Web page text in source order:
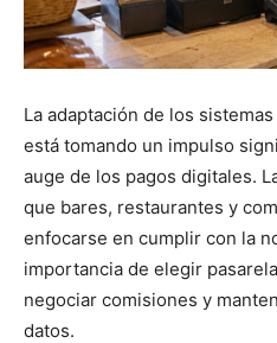
La adaptación de los
está tomando un impulso
auge de los pagos digitales.
que bares, restaurantes y
enfocarse en cumplir con la
importancia de elegir
negociar comisiones y
datos.